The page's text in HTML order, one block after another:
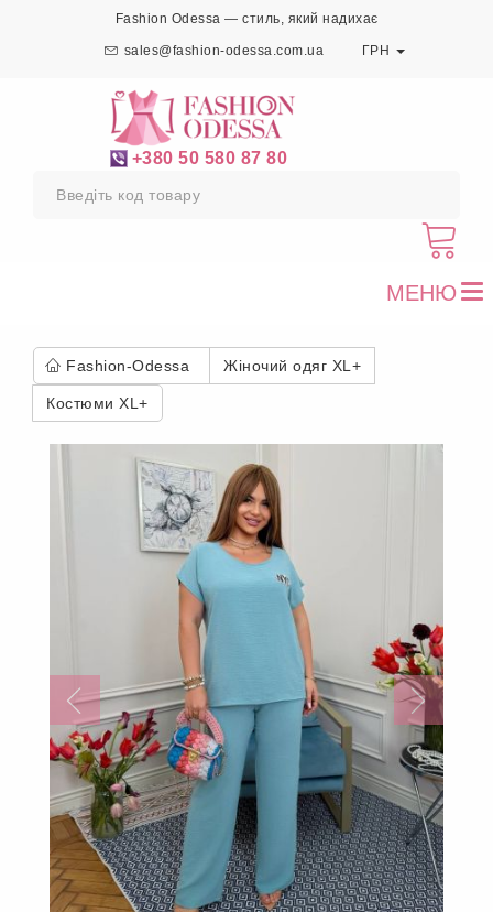
Fashion Odessa — стиль, який надихає
sales@fashion-odessa.com.ua ГРН
+380 50 580 87 80
МЕНЮ
Fashion-Odessa Жіночий одяг XL+
Костюми XL+